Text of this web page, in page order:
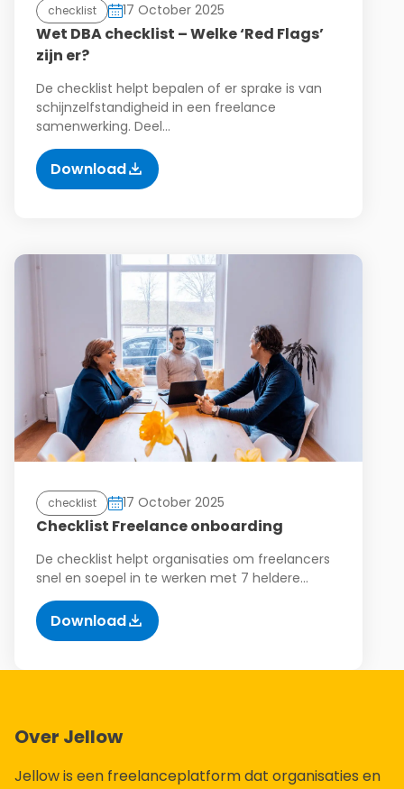
checklist 17 October 2025
Wet DBA checklist – Welke ‘Red Flags’
zijn er?
De checklist helpt bepalen of er sprake is van
schijnzelfstandigheid in een freelance
samenwerking. Deel…
Download
checklist 17 October 2025
Checklist Freelance onboarding
De checklist helpt organisaties om freelancers
snel en soepel in te werken met 7 heldere…
Download
Over Jellow
Jellow is een freelanceplatform dat organisaties en